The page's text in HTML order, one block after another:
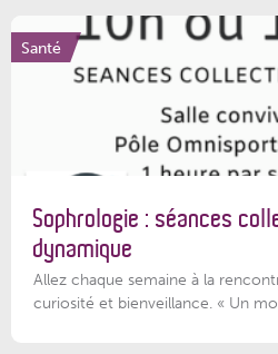
Santé
Sophrologie : séances
dynamique
Allez chaque semaine à la
curiosité et bienveillance. « Un